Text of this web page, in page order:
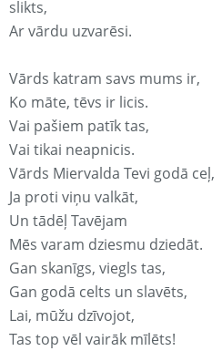
slikts,
Ar vārdu uzvarēsi.
Vārds katram savs mums ir,
Ko māte, tēvs ir licis.
Vai pašiem patīk tas,
Vai tikai neapnicis.
Vārds Miervalda Tevi godā ceļ,
Ja proti viņu valkāt,
Un tādēļ Tavējam
Mēs varam dziesmu dziedāt.
Gan skanīgs, viegls tas,
Gan godā celts un slavēts,
Lai, mūžu dzīvojot,
Tas top vēl vairāk mīlēts!